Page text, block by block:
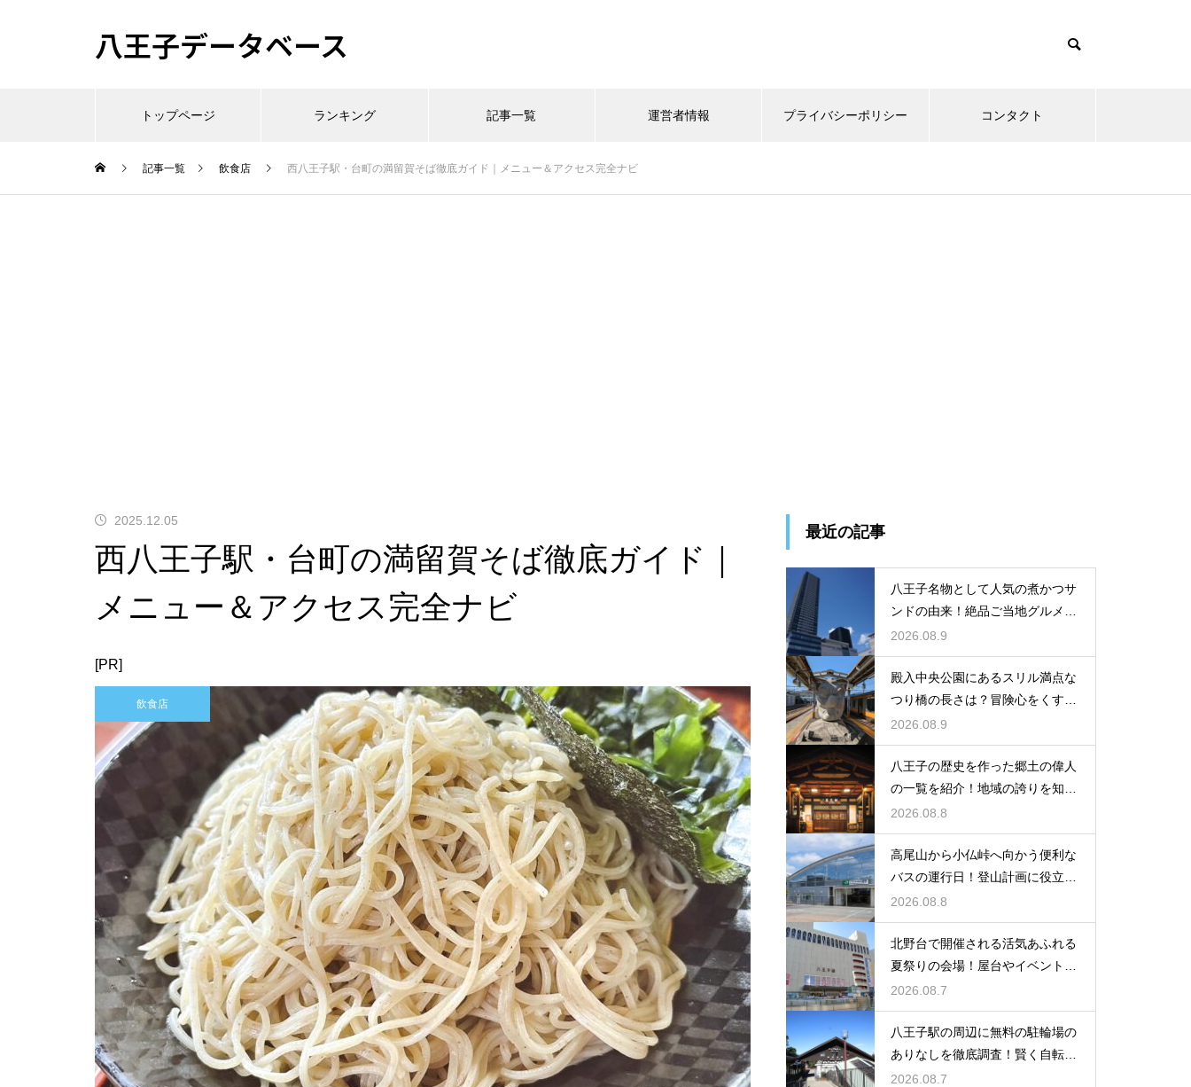
八王子データベース
トップページ ランキング 記事一覧 運営者情報 プライバシーポリシー コンタクト
記事一覧 飲食店 西八王子駅・台町の満留賀そば徹底ガイド｜メニュー＆アクセス完全ナビ
2025.12.05
西八王子駅・台町の満留賀そば徹底ガイド｜
メニュー＆アクセス完全ナビ
[PR]
飲食店
最近の記事
八王子名物として人気の煮かつサ
ンドの由来！絶品ご当地グルメの
誕生秘話
2026.08.9
殿入中央公園にあるスリル満点な
つり橋の長さは？冒険心をくすぐ
る遊び場
2026.08.9
八王子の歴史を作った郷土の偉人
の一覧を紹介！地域の誇りを知る
学びの旅
2026.08.8
高尾山から小仏峠へ向かう便利な
バスの運行日！登山計画に役立つ
時刻表
2026.08.8
北野台で開催される活気あふれる
夏祭りの会場！屋台やイベントを
大満喫
2026.08.7
八王子駅の周辺に無料の駐輪場の
ありなしを徹底調査！賢く自転車
を止める
2026.08.7